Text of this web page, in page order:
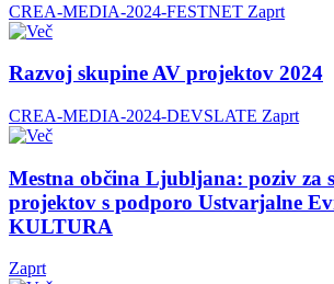
CREA-MEDIA-2024-FESTNET Zaprt
Razvoj skupine AV projektov 2024
CREA-MEDIA-2024-DEVSLATE Zaprt
Mestna občina Ljubljana: poziv za
projektov s podporo Ustvarjalne
KULTURA
Zaprt